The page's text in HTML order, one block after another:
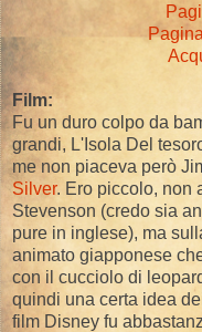
Film:
Fu un duro colpo da
grandi, L'Isola Del
me non piaceva però
Silver. Ero piccolo, non
Stevenson (credo sia
pure in inglese), ma
animato giapponese
con il cucciolo di
quindi una certa idea
film Disney fu